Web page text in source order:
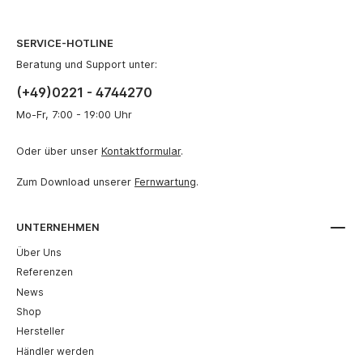
UNTERNEHMEN
Über Uns
Referenzen
News
Shop
Hersteller
Händler werden
SERVICE-HOTLINE
Beratung und Support unter:
(+49)0221 - 4744270
Mo-Fr, 7:00 - 19:00 Uhr
Oder über unser Kontaktformular.
Zum Download unserer Fernwartung.